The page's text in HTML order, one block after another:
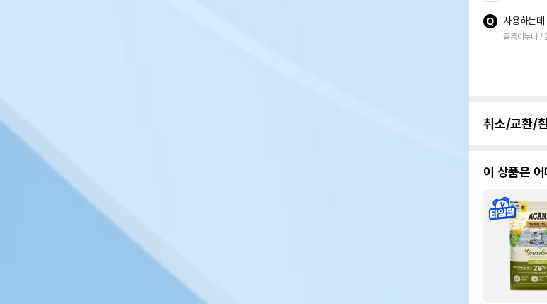
꼴통이누나
취소/교환/
이 상품은